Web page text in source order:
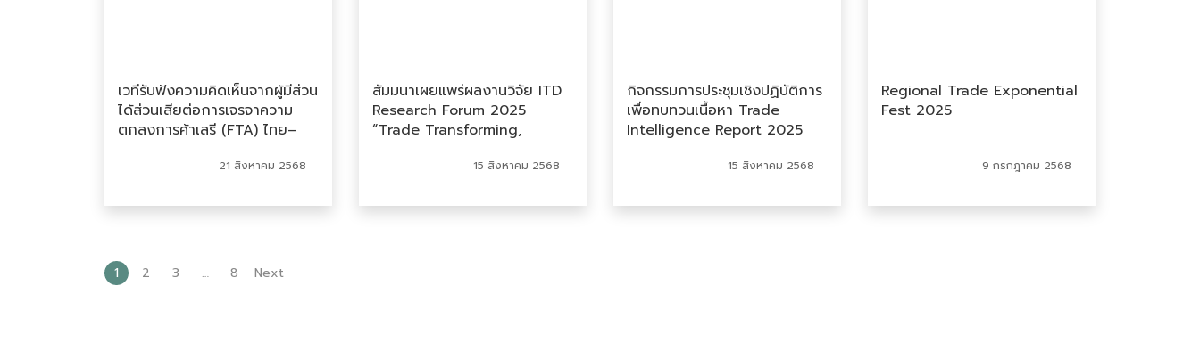
เวทีรับฟังความคิดเห็นจากผู้มีส่วน
ได้ส่วนเสียต่อการเจรจาความ
ตกลงการค้าเสรี (FTA) ไทย–
“VOICE x VISION: Thai–EU
21 สิงหาคม 2568
สัมมนาเผยแพร่ผลงานวิจัย ITD
Research Forum 2025
“Trade Transforming,
15 สิงหาคม 2568
กิจกรรมการประชุมเชิงปฏิบัติการ
เพื่อทบทวนเนื้อหา Trade
Intelligence Report 2025
15 สิงหาคม 2568
Regional Trade Exponential
Fest 2025
9 กรกฎาคม 2568
1 2 3 … 8 Next